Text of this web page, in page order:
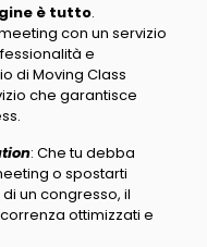
è tutto.
con un servizio
e
di Moving Class
che garantisce
.
: Che tu debba
o spostarti
un congresso, il
ottimizzati e